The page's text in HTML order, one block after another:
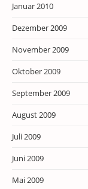
Januar 2010
Dezember 2009
November 2009
Oktober 2009
September 2009
August 2009
Juli 2009
Juni 2009
Mai 2009